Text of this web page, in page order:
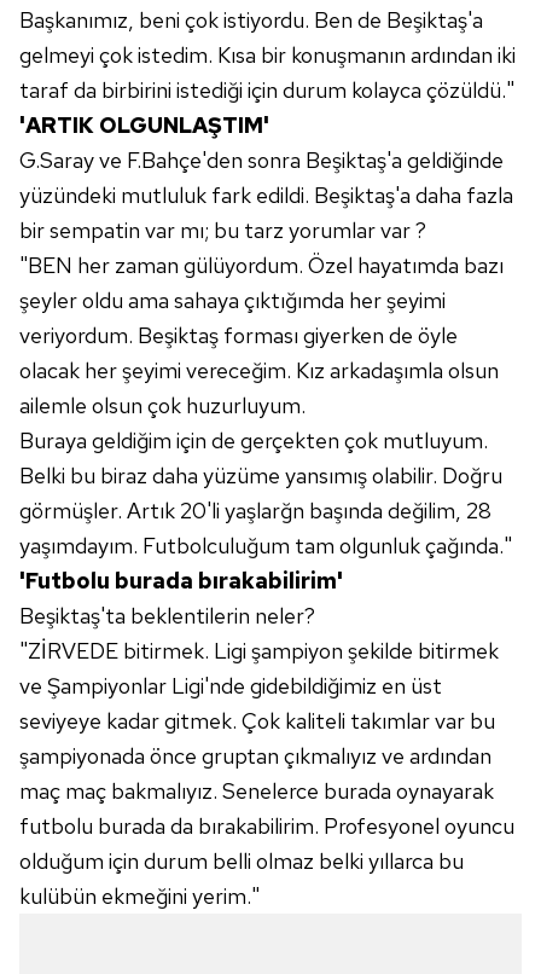
Başkanımız, beni çok istiyordu. Ben de Beşiktaş'a
gelmeyi çok istedim. Kısa bir konuşmanın ardından iki
taraf da birbirini istediği için durum kolayca çözüldü."
'ARTIK OLGUNLAŞTIM'
G.Saray ve F.Bahçe'den sonra Beşiktaş'a geldiğinde
yüzündeki mutluluk fark edildi. Beşiktaş'a daha fazla
bir sempatin var mı; bu tarz yorumlar var ?
"BEN her zaman gülüyordum. Özel hayatımda bazı
şeyler oldu ama sahaya çıktığımda her şeyimi
veriyordum. Beşiktaş forması giyerken de öyle
olacak her şeyimi vereceğim. Kız arkadaşımla olsun
ailemle olsun çok huzurluyum.
Buraya geldiğim için de gerçekten çok mutluyum.
Belki bu biraz daha yüzüme yansımış olabilir. Doğru
görmüşler. Artık 20'li yaşlarğn başında değilim, 28
yaşımdayım. Futbolculuğum tam olgunluk çağında."
'Futbolu burada bırakabilirim'
Beşiktaş'ta beklentilerin neler?
"ZİRVEDE bitirmek. Ligi şampiyon şekilde bitirmek
ve Şampiyonlar Ligi'nde gidebildiğimiz en üst
seviyeye kadar gitmek. Çok kaliteli takımlar var bu
şampiyonada önce gruptan çıkmalıyız ve ardından
maç maç bakmalıyız. Senelerce burada oynayarak
futbolu burada da bırakabilirim. Profesyonel oyuncu
olduğum için durum belli olmaz belki yıllarca bu
kulübün ekmeğini yerim."